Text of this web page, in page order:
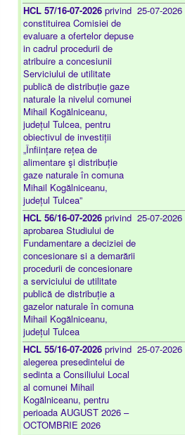
HCL 57/16-07-2026 privind
constituirea Comisiei de
evaluare a ofertelor depuse
in cadrul procedurii de
atribuire a concesiunii
Serviciului de utilitate
publică de distribuție gaze
naturale la nivelul comunei
Mihail Kogălniceanu,
județul Tulcea, pentru
obiectivul de investiții
„Înființare rețea de
alimentare şi distribuție
gaze naturale în comuna
Mihail Kogălniceanu,
județul Tulcea”
25-07-2026
HCL 56/16-07-2026 privind
aprobarea Studiului de
Fundamentare a deciziei de
concesionare si a demarării
procedurii de concesionare
a serviciului de utilitate
publică de distribuție a
gazelor naturale în comuna
Mihail Kogălniceanu,
județul Tulcea
25-07-2026
HCL 55/16-07-2026 privind
alegerea presedintelui de
sedinta a Consiliului Local
al comunei Mihail
Kogălniceanu, pentru
perioada AUGUST 2026 –
OCTOMBRIE 2026
25-07-2026